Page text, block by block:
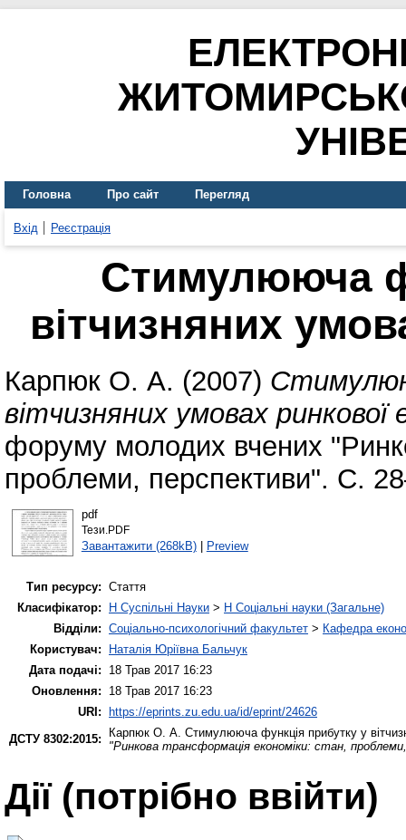
Головна Про сайт Перегляд
Вхід Реєстрація
Стимулююча
вітчизняних
Карпюк О. А. (2007)
вітчизняних умовах ринкової
форуму молодих вчених
проблеми, перспективи". С.
pdf
Тези.PDF
Завантажити (268kB)| Preview
Тип ресурсу: Стаття
Класифікатор:
H Суспільні Науки > H Соціальні науки (Загальне)
Відділи: Соціально-психологічний факультет > Кафедра
Користувач:
Наталія Юріївна Бальчук
Дата подачі:
18 Трав 2017 16:23
Оновлення:
18 Трав 2017 16:23
URI:
https://eprints.zu.edu.ua/id/eprint/24626
ДСТУ 8302:2015:
Карпюк О. А. Стимулююча функція прибутку у
"Ринкова трансформація економіки: стан,
Дії ​​(потрібно ввійти)